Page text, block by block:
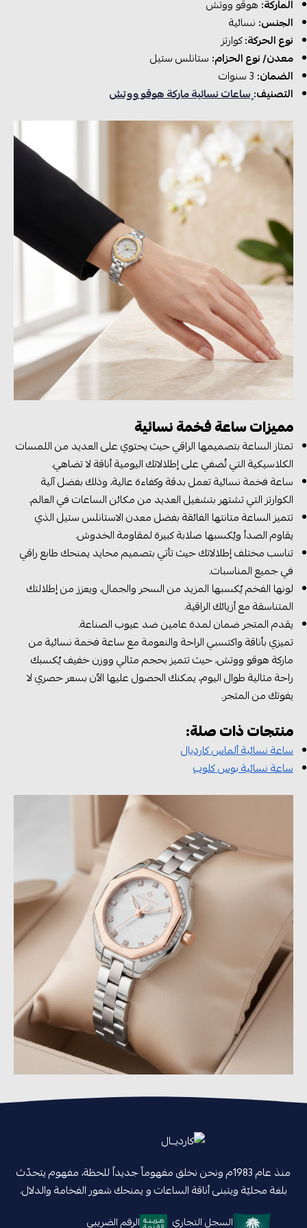
الماركة: هوقو ووتش
الجنس: نسائية
نوع الحركة:كوارتز
معدن/ نوع الحزام: ستانلس ستيل
الضمان:
التصنيف: ٍساعات نسائية ماركة هوقو ووتش
مميزات ساعة فخمة نسائية
تمتاز الساعة بتصميمها الراقي حيث يحتوي على العديد من اللمسات
الكلاسيكية التي تُضفي على إطلالاتك اليومية أناقة لا تضاهي.
ساعة فخمة نسائية تعمل بدقة وكفاءة عالية، وذلك بفضل آلية
الكوارتز التي تشتهر بتشغيل العديد من مكائن الساعات في العالم.
تتميز الساعة متانتها الفائقة بفضل معدن الاستانلس ستيل الذي
يقاوم الصدأ ويُكسبها صلابة كبيرة لمقاومة الخدوش.
تناسب مختلف إطلالاتك حيث تأتي بتصميم محايد يمنحك طابع راقي
في جميع المناسبات.
لونها الفخم يٌكسبها المزيد من السحر والجمال، ويعزز من إطلالتك
المتناسقة مع أزيائك الراقية.
يقدم المتجر ضمان لمدة عامين ضد عيوب الصناعة.
تميزي بأناقة واكتسبي الراحة والنعومة مع ساعة فخمة نسائية من
ماركة هوقو ووتش، حيث تتميز بحجم مثالي ووزن خفيف يٌكسبك
راحة مثالية طوال اليوم، يمكنك الحصول عليها الآن بسعر حصري لا
يفوتك من المتجر.
منتجات ذات صلة:
ساعة نسائية ألماس كارديال
ساعة نسائية بوس كلوب
منذ عام 1983م ونحن نخلق مفهوماً جديداً للحظة، مفهوم يتحدّث
بلغة محليّة ويتبنى أناقة الساعات و يمنحك شعور الفخامة والدلال.
السجل التجاري
الرقم الضريبي